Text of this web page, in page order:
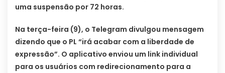
uma suspensão por 72 horas.
Na terça-feira (9), o Telegram divulgou mensagem
dizendo que o PL “irá acabar com a liberdade de
expressão”. O aplicativo enviou um link individual
para os usuários com redirecionamento para a